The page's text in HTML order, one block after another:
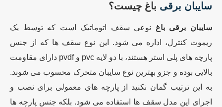
سایبان برقی باغ چیست؟
سایبان برقی باغ نوعی سقف اتوماتیک است که توسط یک
ریموت کنترل، اداره می شود. این نوع سقف ها که از جنس
پارچه های پلی استر هستند، با دو لایه pvc و pvdf دارای مقاومت
بالایی بوده و جزو بهترین نوع سایبان متحرک محسوب می شوند.
به این ترتیب گمان نکنید از پارچه های معمولی برای نصب و
اجرای این مدل سقف ها استفاده می شود. بلکه جنس پارچه ها